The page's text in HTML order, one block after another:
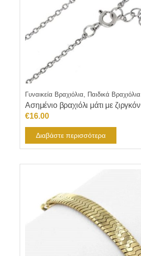
Γυναικεία Βραχιόλια, Παιδικά Βραχιόλια
Ασημένιο βραχιόλι μάτι με ζιργκόν
€16.00
Διαβάστε περισσότερα